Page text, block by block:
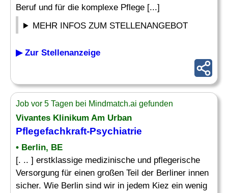
Beruf und für die komplexe Pflege [...]
MEHR INFOS ZUM STELLENANGEBOT
▶ Zur Stellenanzeige
Job vor 5 Tagen bei Mindmatch.ai gefunden
Vivantes Klinikum Am Urban
Pflegefachkraft-Psychiatrie
• Berlin, BE
[. .. ] erstklassige medizinische und pflegerische
Versorgung für einen großen Teil der Berliner innen
sicher. Wie Berlin sind wir in jedem Kiez ein wenig